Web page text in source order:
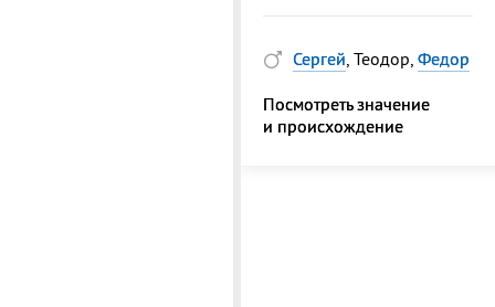
Сергей, Теодор, Федор
Посмотреть значение
и происхождение